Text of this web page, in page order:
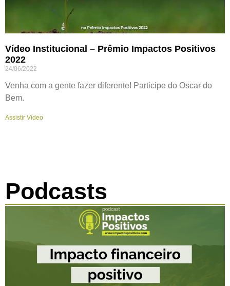
Vídeo Institucional – Prêmio Impactos Positivos
2022
24/06/2022
Venha com a gente fazer diferente! Participe do Oscar do
Bem.
Assistir Vídeo
Podcasts